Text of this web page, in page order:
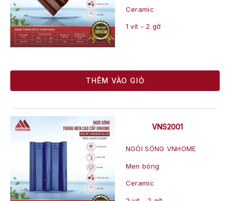
Ceramic
1 vít - 2 gờ
THÊM VÀO GIỎ
VNS2001
NGÓI SÓNG VNHOME
Men bóng
Ceramic